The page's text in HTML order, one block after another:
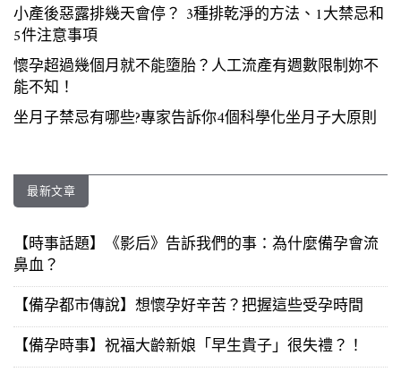
小產後惡露排幾天會停？ 3種排乾淨的方法、1大禁忌和
5件注意事項
懷孕超過幾個月就不能墮胎？人工流產有週數限制妳不
能不知！
坐月子禁忌有哪些?專家告訴你4個科學化坐月子大原則
最新文章
【時事話題】《影后》告訴我們的事：為什麼備孕會流
鼻血？
【備孕都市傳說】想懷孕好辛苦？把握這些受孕時間
【備孕時事】祝福大齡新娘「早生貴子」很失禮？！